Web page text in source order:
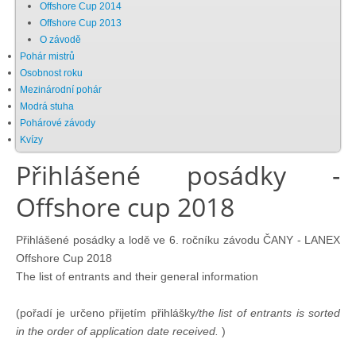
Členské příspěvky
Dokumenty ke stažení
Ochrana osobních údajů
Legislativa
Legislativní proces
Doklady osob
Lodě - technika (tech. způsobilost)
Offshore Cup 2014
Offshore Cup 2013
O závodě
Pohár mistrů
Osobnost roku
Mezinárodní pohár
Modrá stuha
Pohárové závody
Kvízy
Přihlášené posádky -
Offshore cup 2018
Přihlášené posádky a lodě ve 6. ročníku závodu ČANY - LANEX
Offshore Cup 2018
The list of entrants and their general information
(pořadí je určeno přijetím přihlášky/the list of entrants is sorted
in the order of application date received. )